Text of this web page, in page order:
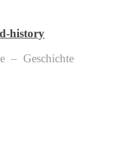
history
– Geschichte